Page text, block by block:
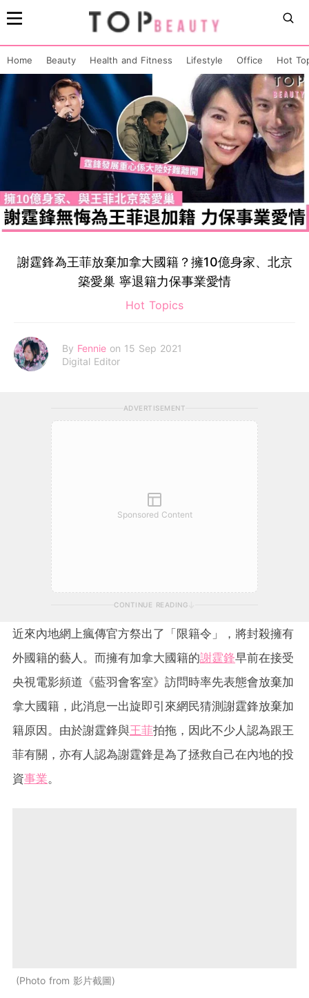
Home Beauty Health and Fitness Lifestyle Office Hot
謝霆鋒為王菲放棄加拿大國籍？擁10億身家、北京
築愛巢 寧退籍力保事業愛情
Hot Topics
By Fennie on 15 Sep 2021
Digital Editor
ADVERTISEMENT
Sponsored Content
CONTINUE READING
近來內地網上瘋傳官方祭出了「限籍令」，將封殺擁有
外國籍的藝人。而擁有加拿大國籍的謝霆鋒早前在接受
央視電影頻道《藍羽會客室》訪問時率先表態會放棄加
拿大國籍，此消息一出旋即引來網民猜測謝霆鋒放棄加
籍原因。由於謝霆鋒與王菲拍拖，因此不少人認為跟王
菲有關，亦有人認為謝霆鋒是為了拯救自己在內地的投
資事業。
Photo from 影片截圖